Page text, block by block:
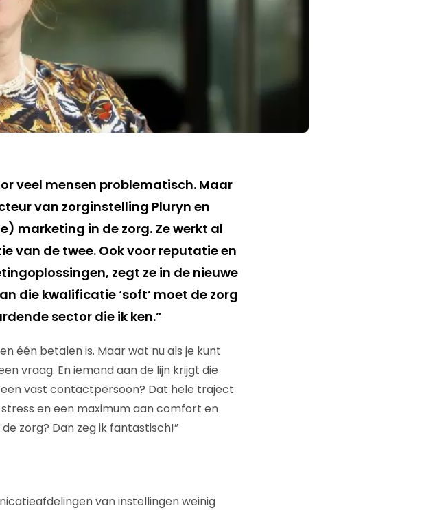
veel mensen problematisch. Maar
van zorginstelling Pluryn en
marketing in de zorg. Ze werkt al
van de twee. Ook voor reputatie en
zegt ze in de nieuwe
die kwalificatie ‘soft’ moet de zorg
sector die ik ken.”
één betalen is. Maar wat nu als je kunt
vraag. En iemand aan de lijn krijgt die
vast contactpersoon? Dat hele traject
en een maximum aan comfort en
zorg? Dan zeg ik fantastisch!”
van instellingen weinig